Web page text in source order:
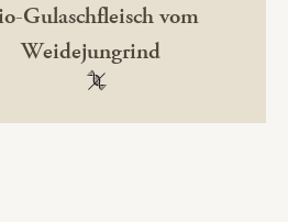
Gulaschfleisch vom
Weidejungrind
100 % gentechnikfrei